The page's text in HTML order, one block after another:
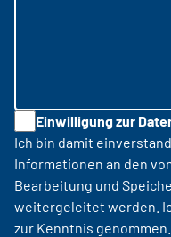
Einwilligung zur
Ich bin damit
Informationen an den
Bearbeitung und
weitergeleitet werden.
zur Kenntnis genommen.